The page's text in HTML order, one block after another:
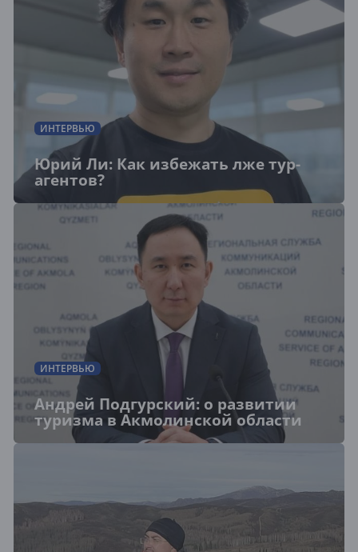
ИНТЕРВЬЮ
Юрий Ли: Как избежать лже тур-
агентов?
ИНТЕРВЬЮ
Андрей Подгурский: о развитии
туризма в Акмолинской области